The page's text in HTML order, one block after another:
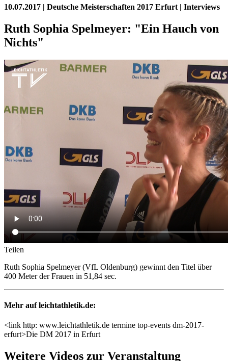
10.07.2017 | Deutsche Meisterschaften 2017 Erfurt | Interviews
Ruth Sophia Spelmeyer: "Ein Hauch von
Nichts"
Teilen
Ruth Sophia Spelmeyer (VfL Oldenburg) gewinnt den Titel über
400 Meter der Frauen in 51,84 sec.
Mehr auf leichtathletik.de:
<link http: www.leichtathletik.de termine top-events dm-2017-
erfurt>Die DM 2017 in Erfurt
Weitere Videos zur Veranstaltung